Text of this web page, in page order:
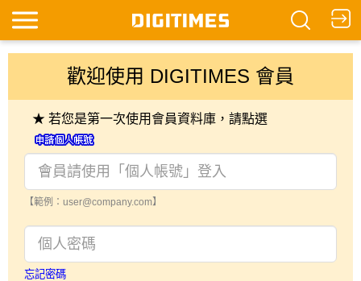
歡迎使用 DIGITIMES 會員
★ 若您是第一次使用會員資料庫，請點選
【範例：user@company.com】
忘記密碼